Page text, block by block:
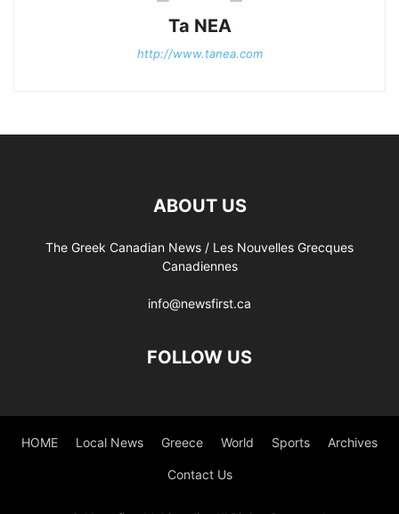
Ta NEA
http://www.tanea.com
ABOUT US
The Greek Canadian News / Les Nouvelles Grecques
Canadiennes
info@newsfirst.ca
FOLLOW US
HOME Local News Greece World Sports Archives
Contact Us